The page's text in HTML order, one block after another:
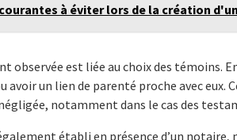
à éviter lors de la création
observée est liée au choix des témoins.
avoir un lien de parenté proche avec
notamment dans le cas des
établi en présence d’un